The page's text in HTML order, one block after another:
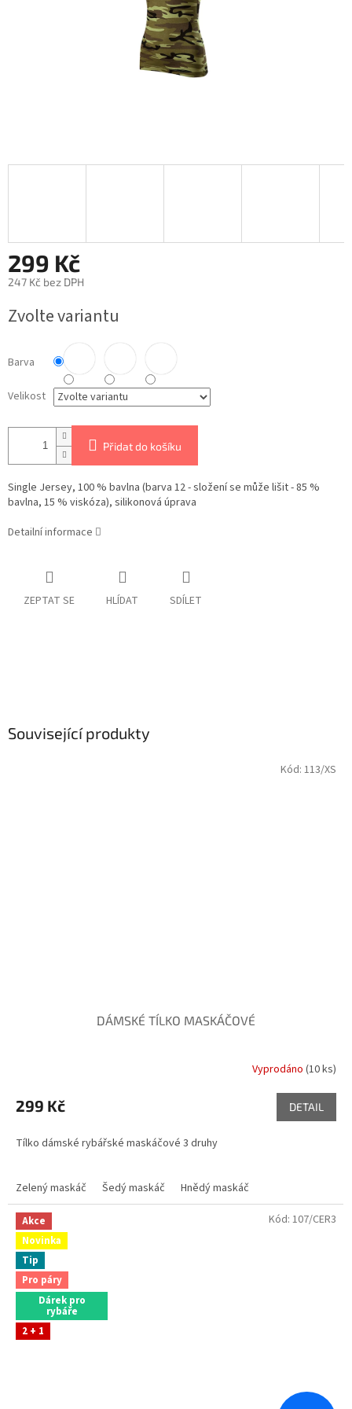
299 Kč
247 Kč bez DPH
cena:
Zvolte variantu
Barva
Velikost
Přidat do košíku
Single Jersey, 100 % bavlna (barva 12 - složení se může lišit - 85 %
bavlna, 15 % viskóza), silikonová úprava
Detailní informace
ZEPTAT SE HLÍDAT SDÍLET
Související produkty
DÁMSKÉ TÍLKO MASKÁČOVÉ
Vyprodáno (10 ks)
299 Kč DETAIL
Tílko dámské rybářské maskáčové 3 druhy
Zelený maskáč Šedý maskáč Hnědý maskáč
Kód: 113/XS
Akce
Novinka
Tip
Pro páry
Dárek pro
rybáře
2 + 1
Kód: 107/CER3